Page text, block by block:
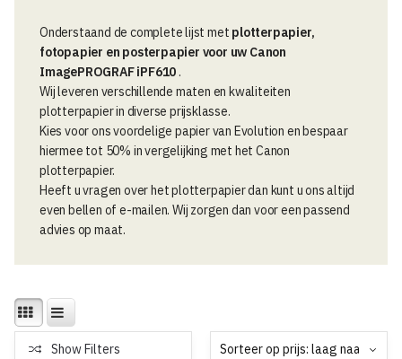
Onderstaand de complete lijst met plotterpapier,
fotopapier en posterpapier voor uw Canon
ImagePROGRAF iPF610 .
Wij leveren verschillende maten en kwaliteiten
plotterpapier in diverse prijsklasse.
Kies voor ons voordelige papier van Evolution en bespaar
hiermee tot 50% in vergelijking met het Canon
plotterpapier.
Heeft u vragen over het plotterpapier dan kunt u ons altijd
even bellen of e-mailen. Wij zorgen dan voor een passend
advies op maat.
Show Filters